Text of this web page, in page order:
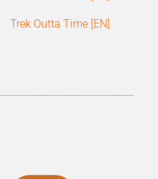
Trek Outta Time [EN]